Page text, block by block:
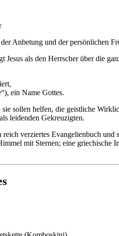
Anbetung und der persönlichen
Jesus als den Herrscher über die
ein Name Gottes.
sollen helfen, die geistliche
leidenden Gekreuzigten.